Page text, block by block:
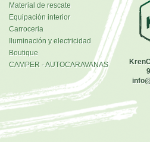
Material de rescate
Equipación interior
Carroceria
Iluminación y electricidad
Boutique
CAMPER - AUTOCARAVANAS